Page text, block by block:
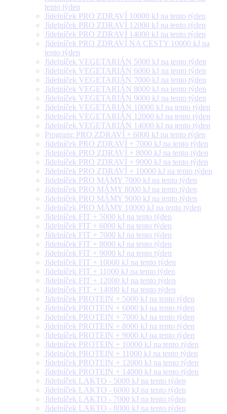
tento týden
Jídelníček PRO ZDRAVÍ 10000 kJ na tento týden
Jídelníček PRO ZDRAVÍ 12000 kJ na tento týden
Jídelníček PRO ZDRAVÍ 14000 kJ na tento týden
Jídelníček PRO ZDRAVÍ NA CESTY 10000 kJ na
tento týden
Jídelníček VEGETARIÁN 5000 kJ na tento týden
Jídelníček VEGETARIÁN 6000 kJ na tento týden
Jídelníček VEGETARIÁN 7000 kJ na tento týden
Jídelníček VEGETARIÁN 8000 kJ na tento týden
Jídelníček VEGETARIÁN 9000 kJ na tento týden
Jídelníček VEGETARIÁN 10000 kJ na tento týden
Jídelníček VEGETARIÁN 12000 kJ na tento týden
Jídelníček VEGETARIÁN 14000 kJ na tento týden
Program: PRO ZDRAVÍ + 6000 kJ na tento týden
Jídelníček PRO ZDRAVÍ + 7000 kJ na tento týden
Jídelníček PRO ZDRAVÍ + 8000 kJ na tento týden
Jídelníček PRO ZDRAVÍ + 9000 kJ na tento týden
Jídelníček PRO ZDRAVÍ + 10000 kJ na tento týden
Jídelníček PRO MÁMY 7000 kJ na tento týden
Jídelníček PRO MÁMY 8000 kJ na tento týden
Jídelníček PRO MÁMY 9000 kJ na tento týden
Jídelníček PRO MÁMY 10000 kJ na tento týden
Jídelníček FIT + 5000 kJ na tento týden
Jídelníček FIT + 6000 kJ na tento týden
Jídelníček FIT + 7000 kJ na tento týden
Jídelníček FIT + 8000 kJ na tento týden
Jídelníček FIT + 9000 kJ na tento týden
Jídelníček FIT + 10000 kJ na tento týden
Jídelníček FIT + 11000 kJ na tento týden
Jídelníček FIT + 12000 kJ na tento týden
Jídelníček FIT + 14000 kJ na tento týden
Jídelníček PROTEIN + 5000 kJ na tento týden
Jídelníček PROTEIN + 6000 kJ na tento týden
Jídelníček PROTEIN + 7000 kJ na tento týden
Jídelníček PROTEIN + 8000 kJ na tento týden
Jídelníček PROTEIN + 9000 kJ na tento týden
Jídelníček PROTEIN + 10000 kJ na tento týden
Jídelníček PROTEIN + 11000 kJ na tento týden
Jídelníček PROTEIN + 12000 kJ na tento týden
Jídelníček PROTEIN + 14000 kJ na tento týden
Jídelníček LAKTO - 5000 kJ na tento týden
Jídelníček LAKTO - 6000 kJ na tento týden
Jídelníček LAKTO - 7000 kJ na tento týden
Jídelníček LAKTO - 8000 kJ na tento týden